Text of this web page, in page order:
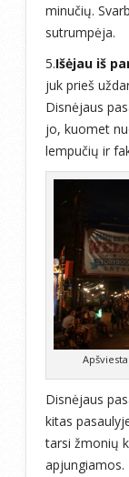
minučių.
sutrumpėja.
5.Išėjau iš
juk prieš
Disnėjaus
jo, kuomet
lempučių ir
Disnėjaus
kitas
tarsi žmonių
apjungiamos.